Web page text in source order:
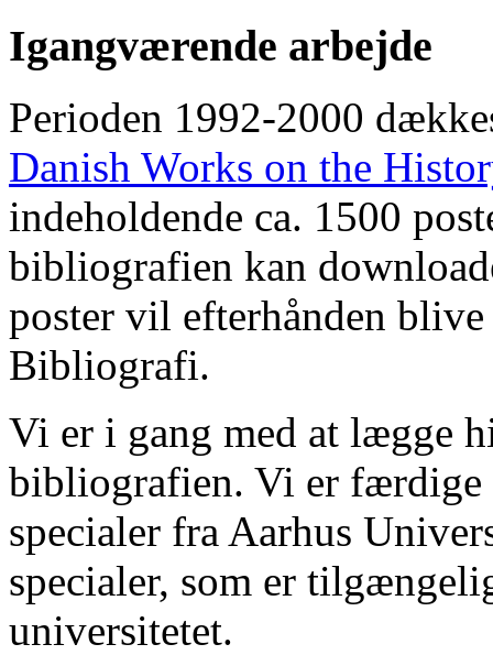
Igangværende arbejde
Perioden 1992-2000
Danish Works on the
indeholdende ca. 1500
bibliografien kan
poster vil efterhånden
Bibliografi.
Vi er i gang med at lægge
bibliografien. Vi er færdige
specialer fra Aarhus
specialer, som er
universitetet.